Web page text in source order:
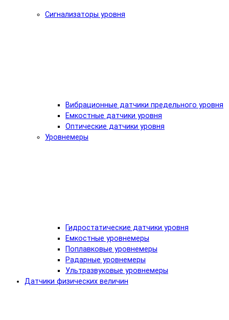
Сигнализаторы уровня
Вибрационные датчики предельного уровня
Емкостные датчики уровня
Оптические датчики уровня
Уровнемеры
Гидростатические датчики уровня
Емкостные уровнемеры
Поплавковые уровнемеры
Радарные уровнемеры
Ультразвуковые уровнемеры
Датчики физических величин